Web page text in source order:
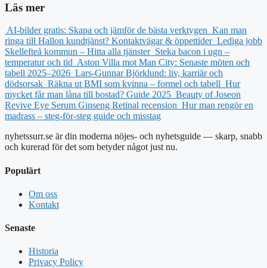
Läs mer
AI-bilder gratis: Skapa och jämför de bästa verktygen Kan man
ringa till Hallon kundtjänst? Kontaktvägar & öppettider Lediga jobb
Skellefteå kommun – Hitta alla tjänster Steka bacon i ugn –
temperatur och tid Aston Villa mot Man City: Senaste möten och
tabell 2025–2026 Lars-Gunnar Björklund: liv, karriär och
dödsorsak Räkna ut BMI som kvinna – formel och tabell Hur
mycket får man låna till bostad? Guide 2025 Beauty of Joseon
Revive Eye Serum Ginseng Retinal recension Hur man rengör en
madrass – steg-för-steg guide och misstag
nyhetssurr.se är din moderna nöjes- och nyhetsguide — skarp, snabb
och kurerad för det som betyder något just nu.
Populärt
Om oss
Kontakt
Senaste
Historia
Privacy Policy